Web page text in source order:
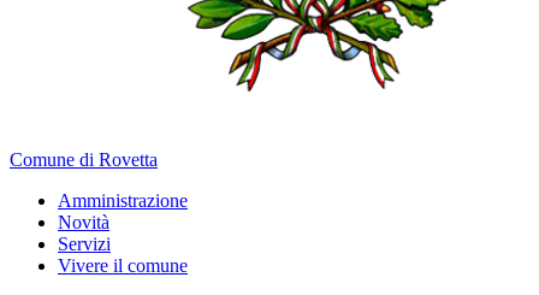
Comune di Rovetta
Amministrazione
Novità
Servizi
Vivere il comune